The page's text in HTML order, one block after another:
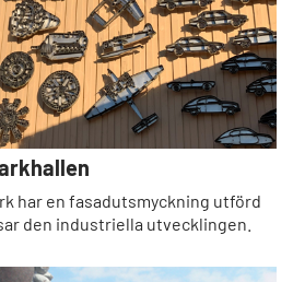
har en fasadutsmyckning utförd
den industriella utvecklingen.